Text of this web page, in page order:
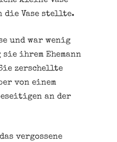
die Vase stellte.
und war wenig
ihrem Ehemann
Sie zerschellte
von einem
an der
vergossene